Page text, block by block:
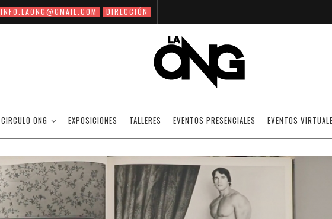
INFO.LAONG@GMAIL.COM DIRECCIÓN
CIRCULO ONG EXPOSICIONES TALLERES EVENTOS PRESENCIALES EVENTOS
BIBLIOTECA PÚBLICA - PAGE 4